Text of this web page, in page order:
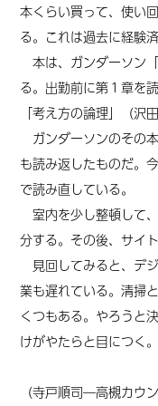
本くらい買って、使い
る。これは過去に経験済
本は、ガンダーソン
る。出勤前に第１章を
「考え方の論理」（沢
ガンダーソンのその
も読み返したものだ。
で読み直している。
室内を少し整頓して
分する。その後、サイ
見回してみると、デ
業も遅れている。清掃
くつもある。やろうと
けがやたらと目につく。
（寺戸順司―高槻カウ